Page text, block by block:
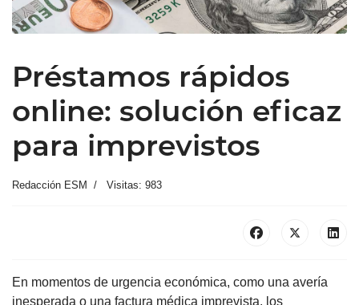
Préstamos rápidos
online: solución eficaz
para imprevistos
Redacción ESM Visitas: 983
En momentos de urgencia económica, como una avería
inesperada o una factura médica imprevista, los